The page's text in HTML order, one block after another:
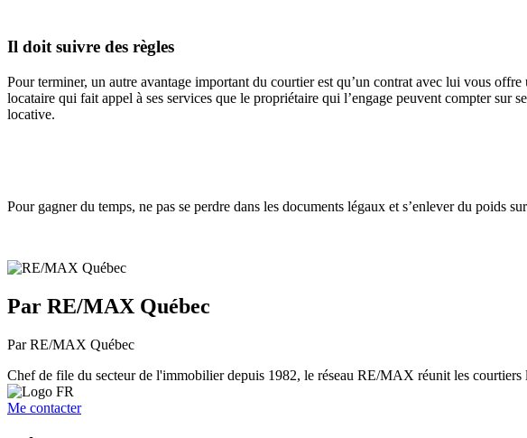
Il doit suivre des règles
Pour terminer, un autre avantage important du courtier est qu’un contrat avec lui vous
locataire qui fait appel à ses services que le propriétaire qui l’engage peuvent compter sur
locative.
Pour gagner du temps, ne pas se perdre dans les documents légaux et s’enlever du poids
Par RE/MAX Québec
Par RE/MAX Québec
Chef de file du secteur de l'immobilier depuis 1982, le réseau RE/MAX réunit les courtiers
Me contacter